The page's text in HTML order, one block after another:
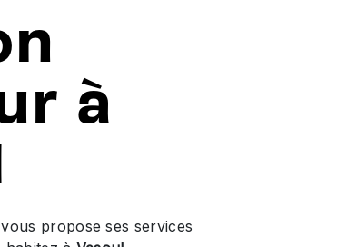
à
propose ses services